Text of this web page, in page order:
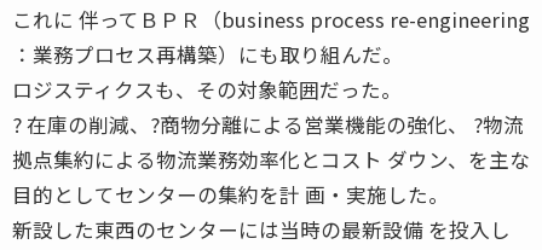
これに 伴ってＢＰＲ（business process re-engineering
：業務プロセス再構築）にも取り組んだ。
ロジスティクスも、その対象範囲だった。
? 在庫の削減、?商物分離による営業機能の強化、 ?物流
拠点集約による物流業務効率化とコスト ダウン、を主な
目的としてセンターの集約を計 画・実施した。
新設した東西のセンターには当時の最新設備 を投入し